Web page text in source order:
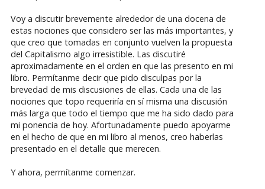
Voy a discutir brevemente alrededor de una docena de
estas nociones que considero ser las más importantes, y
que creo que tomadas en conjunto vuelven la propuesta
del Capitalismo algo irresistible. Las discutiré
aproximadamente en el orden en que las presento en mi
libro. Permítanme decir que pido disculpas por la
brevedad de mis discusiones de ellas. Cada una de las
nociones que topo requeriría en sí misma una discusión
más larga que todo el tiempo que me ha sido dado para
mi ponencia de hoy. Afortunadamente puedo apoyarme
en el hecho de que en mi libro al menos, creo haberlas
presentado en el detalle que merecen.
Y ahora, permítanme comenzar.